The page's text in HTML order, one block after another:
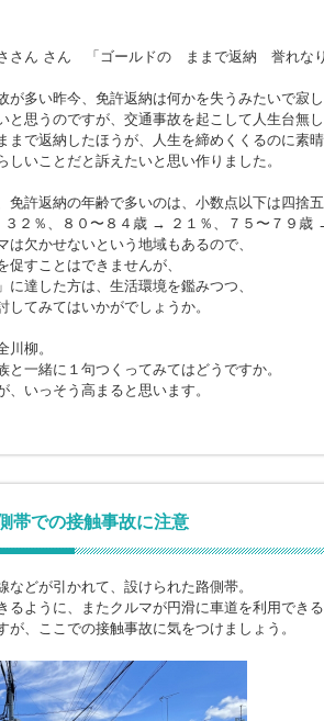
さん さん 「ゴールドの ままで返納 誉れな
が多い昨今、免許返納は何かを失うみたいで寂
と思うのですが、交通事故を起こして人生台無
まで返納したほうが、人生を締めくくるのに素
しいことだと訴えたいと思い作りました。
免許返納の年齢で多いのは、小数点以下は四捨
２％、８０〜８４歳 → ２１％、７５〜７９歳
は欠かせないという地域もあるので、
促すことはできませんが、
に達した方は、生活環境を鑑みつつ、
してみてはいかがでしょうか。
川柳。
と一緒に１句つくってみてはどうですか。
、いっそう高まると思います。
での接触事故に注意
などが引かれて、設けられた路側帯。
るように、またクルマが円滑に車道を利用でき
が、ここでの接触事故に気をつけましょう。